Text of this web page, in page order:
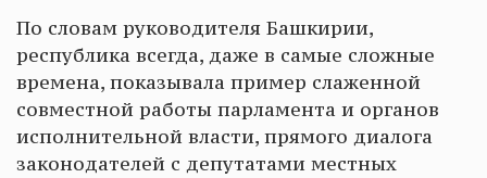
По словам руководителя Башкирии,
республика всегда, даже в самые сложные
времена, показывала пример слаженной
совместной работы парламента и органов
исполнительной власти, прямого диалога
законодателей с депутатами местных